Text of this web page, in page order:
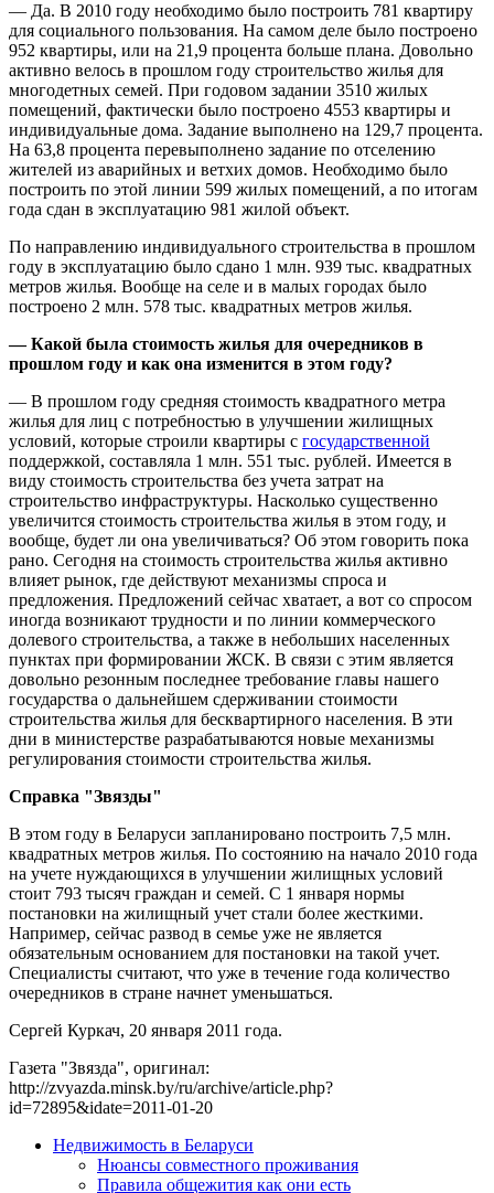
— Да. В 2010 году необходимо было построить 781 квартиру
для социального пользования. На самом деле было построено
952 квартиры, или на 21,9 процента больше плана. Довольно
активно велось в прошлом году строительство жилья для
многодетных семей. При годовом задании 3510 жилых
помещений, фактически было построено 4553 квартиры и
индивидуальные дома. Задание выполнено на 129,7 процента.
На 63,8 процента перевыполнено задание по отселению
жителей из аварийных и ветхих домов. Необходимо было
построить по этой линии 599 жилых помещений, а по итогам
года сдан в эксплуатацию 981 жилой объект.
По направлению индивидуального строительства в прошлом
году в эксплуатацию было сдано 1 млн. 939 тыс. квадратных
метров жилья. Вообще на селе и в малых городах было
построено 2 млн. 578 тыс. квадратных метров жилья.
— Какой была стоимость жилья для очередников в
прошлом году и как она изменится в этом году?
— В прошлом году средняя стоимость квадратного метра
жилья для лиц с потребностью в улучшении жилищных
условий, которые строили квартиры с государственной
поддержкой, составляла 1 млн. 551 тыс. рублей. Имеется в
виду стоимость строительства без учета затрат на
строительство инфраструктуры. Насколько существенно
увеличится стоимость строительства жилья в этом году, и
вообще, будет ли она увеличиваться? Об этом говорить пока
рано. Сегодня на стоимость строительства жилья активно
влияет рынок, где действуют механизмы спроса и
предложения. Предложений сейчас хватает, а вот со спросом
иногда возникают трудности и по линии коммерческого
долевого строительства, а также в небольших населенных
пунктах при формировании ЖСК. В связи с этим является
довольно резонным последнее требование главы нашего
государства о дальнейшем сдерживании стоимости
строительства жилья для бесквартирного населения. В эти
дни в министерстве разрабатываются новые механизмы
регулирования стоимости строительства жилья.
Справка "Звязды"
В этом году в Беларуси запланировано построить 7,5 млн.
квадратных метров жилья. По состоянию на начало 2010 года
на учете нуждающихся в улучшении жилищных условий
стоит 793 тысяч граждан и семей. С 1 января нормы
постановки на жилищный учет стали более жесткими.
Например, сейчас развод в семье уже не является
обязательным основанием для постановки на такой учет.
Специалисты считают, что уже в течение года количество
очередников в стране начнет уменьшаться.
Сергей Куркач, 20 января 2011 года.
Газета "Звязда", оригинал:
http://zvyazda.minsk.by/ru/archive/article.php?
id=72895&idate=2011-01-20
Недвижимость в Беларуси
Нюансы совместного проживания
Правила общежития как они есть